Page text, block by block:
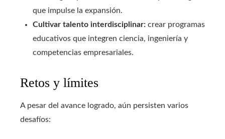
que impulse la expansión.
Cultivar talento interdisciplinar: crear programas
educativos que integren ciencia, ingeniería y
competencias empresariales.
Retos y límites
A pesar del avance logrado, aún persisten varios
desafíos: